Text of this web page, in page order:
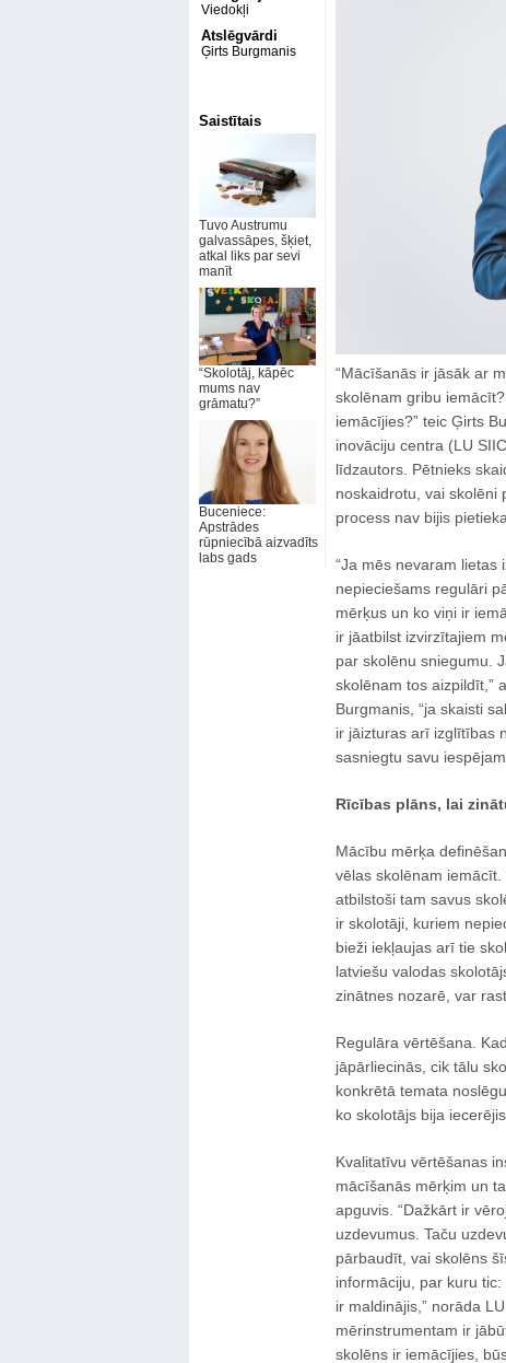
Viedokļi
Atslēgvārdi
Ģirts Burgmanis
Saistītais
Tuvo Austrumu
galvassāpes, šķiet,
atkal liks par sevi
manīt
“Skolotāj, kāpēc
mums nav
grāmatu?”
Buceniece:
Apstrādes
rūpniecībā aizvadīts
labs gads
“Mācīšanās ir jāsāk ar
skolēnam gribu
iemācījies?” teic Ģirts
inovāciju centra (LU
līdzautors. Pētnieks
noskaidrotu, vai skolēni
process nav bijis
“Ja mēs nevaram
nepieciešams regulāri
mērķus un ko viņi ir
ir jāatbilst izvirzītajiem
par skolēnu sniegumu.
skolēnam tos aizpildīt,”
Burgmanis, “ja skaisti
ir jāizturas arī izglītības
sasniegtu savu
Rīcības plāns, lai
Mācību mērķa
vēlas skolēnam
atbilstoši tam savus
ir skolotāji, kuriem
bieži iekļaujas arī tie
latviešu valodas
zinātnes nozarē, var
Regulāra vērtēšana.
jāpārliecinās, cik tālu
konkrētā temata
ko skolotājs bija
Kvalitatīvu vērtēšanas
mācīšanās mērķim un
apguvis. “Dažkārt ir
uzdevumus. Taču
pārbaudīt, vai skolēns
informāciju, par kuru
ir maldinājis,” norāda
mērinstrumentam ir
skolēns ir iemācījies,